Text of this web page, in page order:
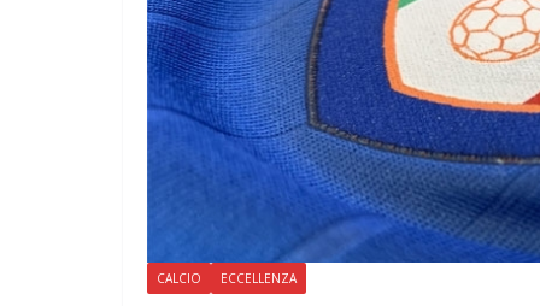
CALCIO ECCELLENZA